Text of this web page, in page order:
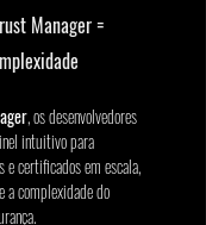
Manager =
, os desenvolvedores
intuitivo para
e certificados em escala,
a complexidade do